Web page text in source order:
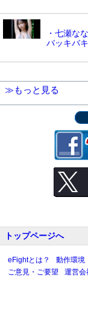
・七瀬な
バッキバ
≫もっと見る
トップページへ
eFightとは？ 動作環境
ご意見・ご要望
運営会